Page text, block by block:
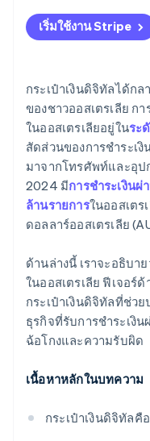
พื้นที่การโจมตีทางออน
เริ่มใช้งาน Stripe
กระเป๋าเงินดิจิทัลได้ก
ของชาวออสเตรเลีย ก
ในออสเตรเลียอยู่ในระ
สัดส่วนของการชำระเ
มาจากโทรศัพท์และอุป
2024 มีการชำระเงิน
ล้านรายการในออสเตร
ดอลลาร์ออสเตรเลีย
ด้านล่างนี้ เราจะอธิบา
ในออสเตรเลีย ฟีเจอร์
กระเป๋าเงินดิจิทัลที่ช่ว
ธุรกิจที่รับการชำระเงิน
ฉ้อโกงและความรับผิด
เนื้อหาหลักในบทความ
กระเป๋าเงินดิจิทัลคื